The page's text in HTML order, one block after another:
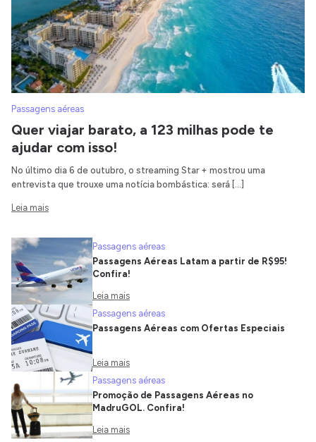
Passagens aéreas
Quer viajar barato, a 123 milhas pode te
ajudar com isso!
No último dia 6 de outubro, o streaming Star + mostrou uma
entrevista que trouxe uma notícia bombástica: será […]
Leia mais
Passagens aéreas
Passagens Aéreas Latam a partir de R$95!
Confira!
Leia mais
Passagens aéreas
Passagens Aéreas com Ofertas Especiais
Leia mais
Passagens aéreas
Promoção de Passagens Aéreas no
MadruGOL. Confira!
Leia mais